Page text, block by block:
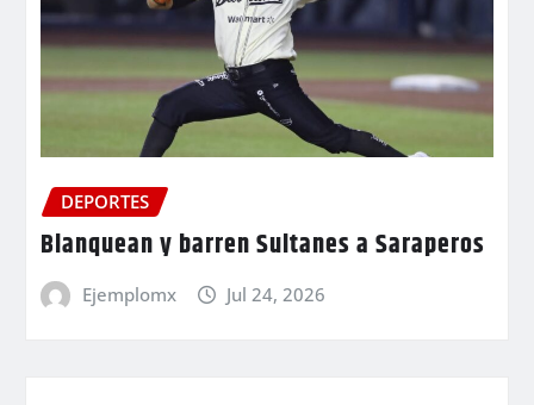
DEPORTES
Blanquean y barren Sultanes a Saraperos
Ejemplomx Jul 24, 2026